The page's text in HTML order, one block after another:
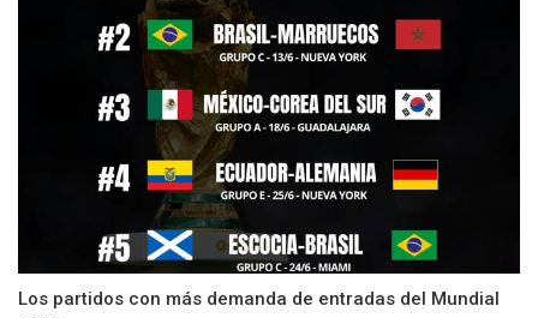
Los partidos con más demanda de entradas del Mundial